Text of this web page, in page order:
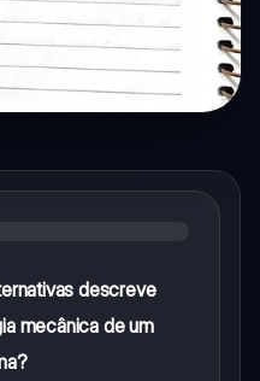
descreve
mecânica de um